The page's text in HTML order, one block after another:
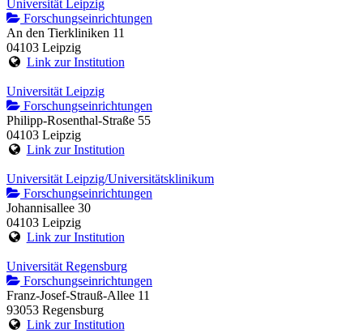
Universität Leipzig
Forschungseinrichtungen
An den Tierkliniken 11
04103 Leipzig
Link zur Institution
Universität Leipzig
Forschungseinrichtungen
Philipp-Rosenthal-Straße 55
04103 Leipzig
Link zur Institution
Universität Leipzig/Universitätsklinikum
Forschungseinrichtungen
Johannisallee 30
04103 Leipzig
Link zur Institution
Universität Regensburg
Forschungseinrichtungen
Franz-Josef-Strauß-Allee 11
93053 Regensburg
Link zur Institution